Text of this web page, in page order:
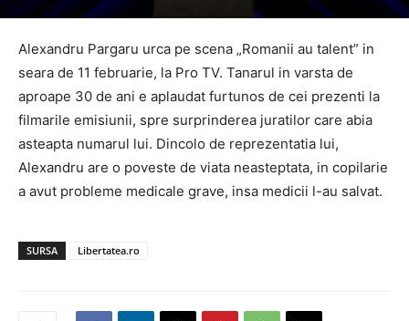
Alexandru Pargaru urca pe scena „Romanii au talent” in
seara de 11 februarie, la Pro TV. Tanarul in varsta de
aproape 30 de ani e aplaudat furtunos de cei prezenti la
filmarile emisiunii, spre surprinderea juratilor care abia
asteapta numarul lui. Dincolo de reprezentatia lui,
Alexandru are o poveste de viata neasteptata, in copilarie
a avut probleme medicale grave, insa medicii l-au salvat.
SURSA Libertatea.ro